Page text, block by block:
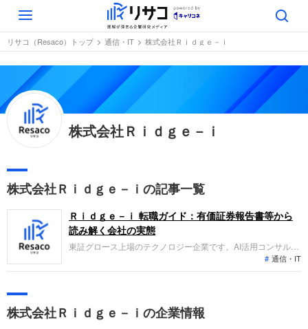
Toggle
navigation
リサコ（Resaco）トップ 通信・IT 株式会社Ｒｉｄｇｅ－ｉ
株式会社Ｒｉｄｇｅ－ｉ
株式会社Ｒｉｄｇｅ－ｉの記事一覧
Ｒｉｄｇｅ－ｉ 転職ガイド：有価証券報告書等から
読み解く会社の実態
東証グロース上場のテクノロジー企業です。AI活用コンサルテ
ィングや開発を行う「カスタムAIソリューション事業」と、
SNS広告や音楽制作を行う「デジタルマーケティング事業」を
通信・IT
株式会社Ｒｉｄｇｅ－ｉの企業情報